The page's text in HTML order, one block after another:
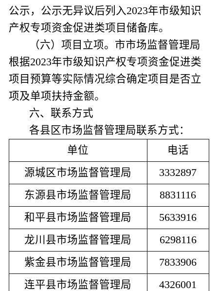
公示，公示无异议后列入2023年市级知识
产权专项资金促进类项目储备库。
（六）项目立项。市市场监督管理局
根据2023年市级知识产权专项资金促进类
项目预算等实际情况综合确定项目是否立
项及单项扶持金额。
六、联系方式
各县区市场监督管理局联系方式：
单位
电话
源城区市场监督管理局
3332897
东源县市场监督管理局
8831116
和平县市场监督管理局
5633916
龙川 县市场监督管理局
6298116
紫金县市场监督管理局
7833906
连平县市场监督管理局
4326001